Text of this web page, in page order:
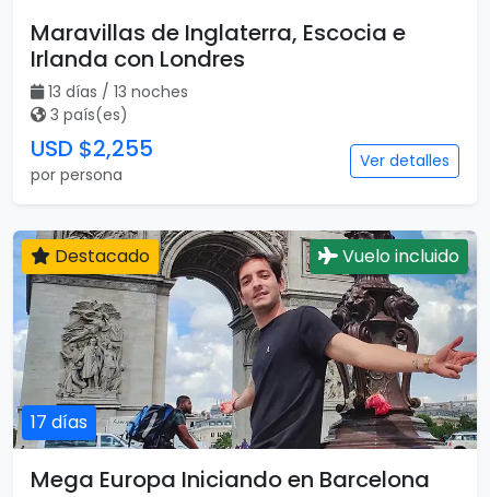
Maravillas de Inglaterra, Escocia e
Irlanda con Londres
13 días / 13 noches
3 país(es)
USD $2,255
por persona
Ver detalles
17 días
Destacado Vuelo incluido
Mega Europa Iniciando en Barcelona